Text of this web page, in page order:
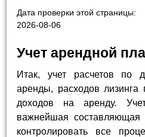
Дата проверки этой страницы:
2026-08-06
Учет арендной
Итак, учет расчетов по
аренды, расходов
доходов на аренду.
важнейшая составляющая
контролировать все